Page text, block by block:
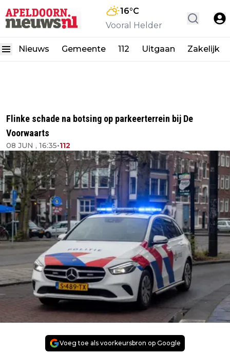
16°C
Vooral Helder
Nieuws Gemeente 112 Uitgaan Zakelijk
Flinke schade na botsing op parkeerterrein bij De
Voorwaarts
08 JUN , 16:35•112
Voeg toe als voorkeursbron op Google